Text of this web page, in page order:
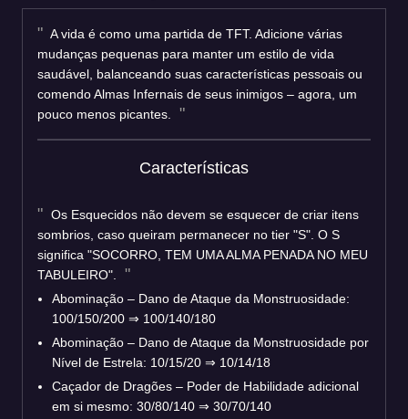
A vida é como uma partida de TFT. Adicione várias
mudanças pequenas para manter um estilo de vida
saudável, balanceando suas características pessoais ou
comendo Almas Infernais de seus inimigos – agora, um
pouco menos picantes.
Características
Os Esquecidos não devem se esquecer de criar itens
sombrios, caso queiram permanecer no tier "S". O S
significa "SOCORRO, TEM UMA ALMA PENADA NO MEU
TABULEIRO".
Abominação – Dano de Ataque da Monstruosidade:
100/150/200 ⇒ 100/140/180
Abominação – Dano de Ataque da Monstruosidade por
Nível de Estrela: 10/15/20 ⇒ 10/14/18
Caçador de Dragões – Poder de Habilidade adicional
em si mesmo: 30/80/140 ⇒ 30/70/140